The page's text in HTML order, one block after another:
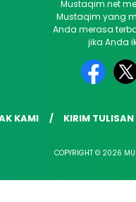
Mustaqim.net
Mustaqim yang
Anda merasa
jika Anda
KAMI KIRIM TULISAN
COPYRIGHT © 2026